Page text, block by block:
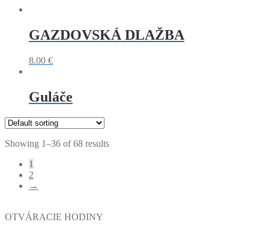
GAZDOVSKÁ DLAŽBA
8.00 €
Guláče
Showing 1–36 of 68 results
1
2
→
OTVÁRACIE HODINY